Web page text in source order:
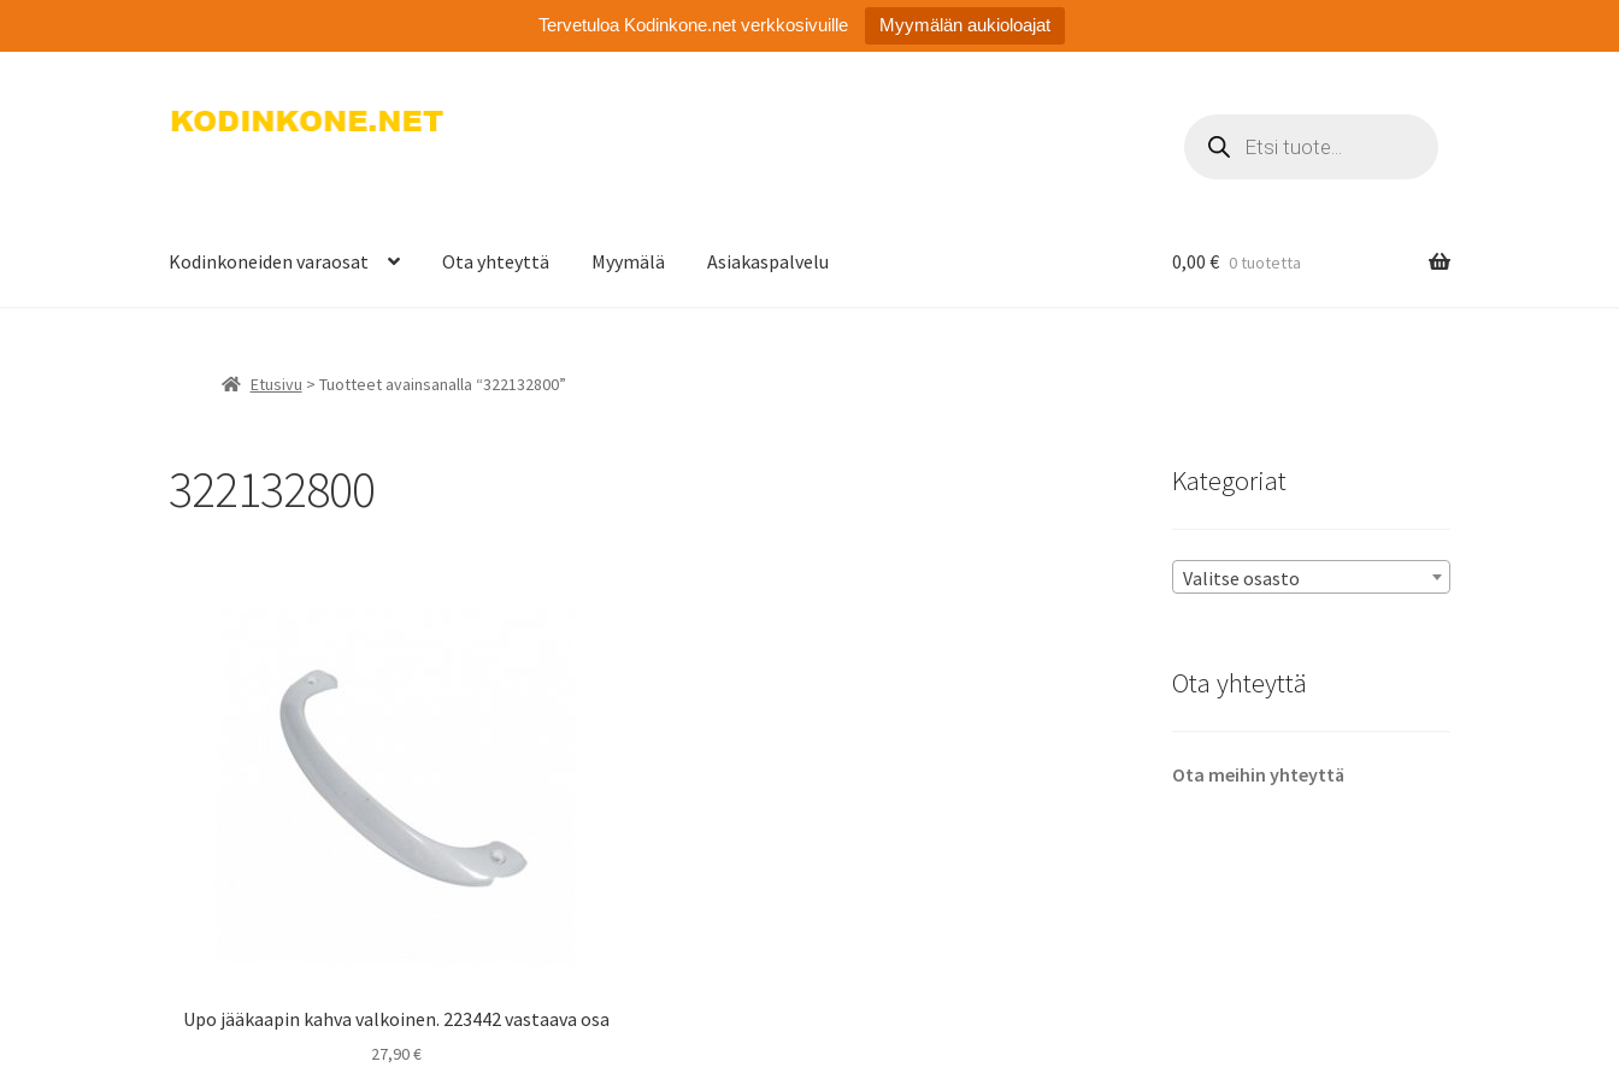
Tervetuloa Kodinkone.net verkkosivuille Myymälän aukioloajat
Siirry
Siirry
search
Kodinkoneiden varaosat Ota yhteyttä Myymälä Asiakaspalvelu 0,00 € 0 tuotetta
Etusivu > Tuotteet avainsanalla “322132800”
322132800
Upo jääkaapin kahva valkoinen. 223442 vastaava osa
27,90€
Kategoriat
Valitse osasto
Ota yhteyttä
Ota meihin yhteyttä